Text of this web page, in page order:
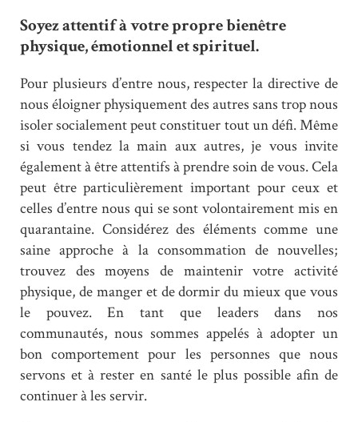
Soyez attentif à votre propre bienêtre
physique, émotionnel et spirituel.
Pour plusieurs d’entre nous, respecter la directive de
nous éloigner physiquement des autres sans trop nous
isoler socialement peut constituer tout un défi. Même
si vous tendez la main aux autres, je vous invite
également à être attentifs à prendre soin de vous. Cela
peut être particulièrement important pour ceux et
celles d’entre nous qui se sont volontairement mis en
quarantaine. Considérez des éléments comme une
saine approche à la consommation de nouvelles;
trouvez des moyens de maintenir votre activité
physique, de manger et de dormir du mieux que vous
le pouvez. En tant que leaders dans nos
communautés, nous sommes appelés à adopter un
bon comportement pour les personnes que nous
servons et à rester en santé le plus possible afin de
continuer à les servir.